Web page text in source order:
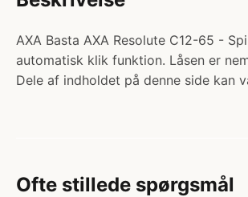
AXA Basta AXA Resolute C12-65 -
automatisk klik funktion. Låsen er
Dele af indholdet på denne side kan
Ofte stillede spørgsmål